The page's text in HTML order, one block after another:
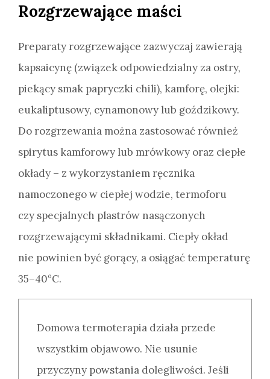
Rozgrzewające maści
Preparaty rozgrzewające zazwyczaj zawierają
kapsaicynę (związek odpowiedzialny za ostry,
piekący smak papryczki chili), kamforę, olejki:
eukaliptusowy, cynamonowy lub goździkowy.
Do rozgrzewania można zastosować również
spirytus kamforowy lub mrówkowy oraz ciepłe
okłady – z wykorzystaniem ręcznika
namoczonego w ciepłej wodzie, termoforu
czy specjalnych plastrów nasączonych
rozgrzewającymi składnikami. Ciepły okład
nie powinien być gorący, a osiągać temperaturę
35–40°C.
Domowa termoterapia działa przede
wszystkim objawowo. Nie usunie
przyczyny powstania dolegliwości. Jeśli